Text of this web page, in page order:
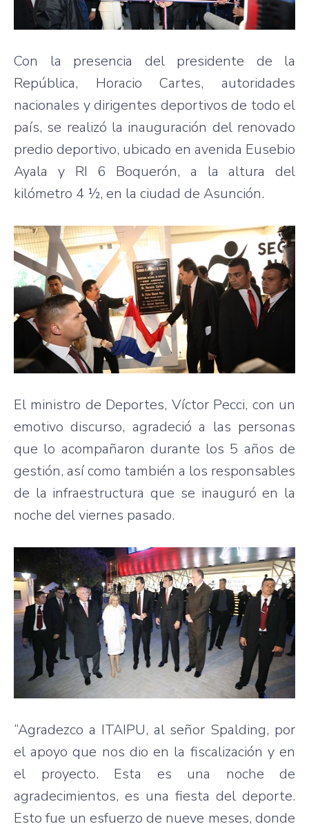
Con la presencia del presidente de la
República, Horacio Cartes, autoridades
nacionales y dirigentes deportivos de todo el
país, se realizó la inauguración del renovado
predio deportivo, ubicado en avenida Eusebio
Ayala y RI 6 Boquerón, a la altura del
kilómetro 4 ½, en la ciudad de Asunción.
El ministro de Deportes, Víctor Pecci, con un
emotivo discurso, agradeció a las personas
que lo acompañaron durante los 5 años de
gestión, así como también a los responsables
de la infraestructura que se inauguró en la
noche del viernes pasado.
“Agradezco a ITAIPU, al señor Spalding, por
el apoyo que nos dio en la fiscalización y en
el proyecto. Esta es una noche de
agradecimientos, es una fiesta del deporte.
Esto fue un esfuerzo de nueve meses, donde